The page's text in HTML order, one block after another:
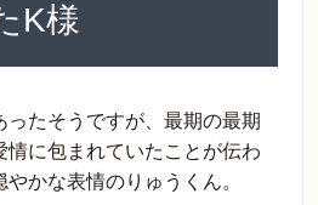
K様
たそうですが、最期の最期
情に包まれていたことが伝わ
かな表情のりゅうくん。